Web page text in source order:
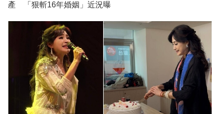
產 「狠斬16年婚姻」近況曝